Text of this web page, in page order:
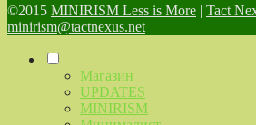
©2015 MINIRISM Less is More
Tact
minirism@tactnexus.net
Магазин
UPDATES
MINIRISM